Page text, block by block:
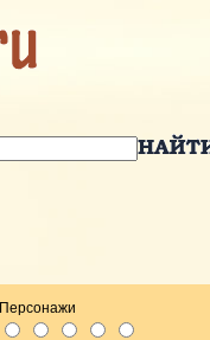
Персонажи